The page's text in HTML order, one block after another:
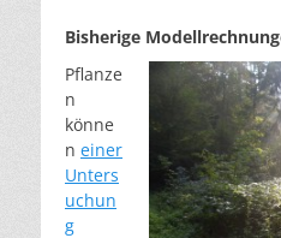
Bisherige
Pflanze
n
könne
n einer
Unters
uchun
g